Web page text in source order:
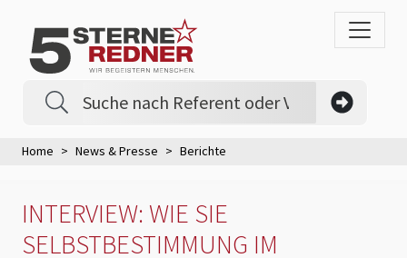
Home News & Presse Berichte
INTERVIEW: WIE SIE
SELBSTBESTIMMUNG IM